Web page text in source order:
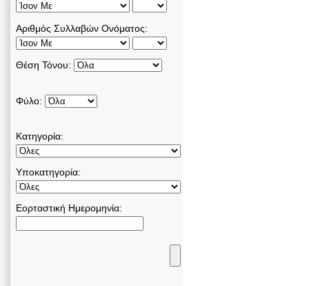
Αριθμός Συλλαβών Ονόματος:
Θέση Τόνου:
Φύλο:
Κατηγορία:
Υποκατηγορία:
Εορταστική Ημερομηνία: